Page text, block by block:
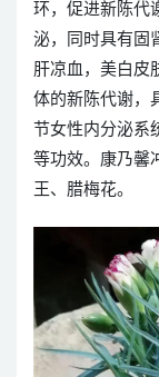
环，促进新陈代
泌，同时具有固
肝凉血，美白皮
体的新陈代谢，
节女性内分泌系
等功效。康乃馨
王、腊梅花。